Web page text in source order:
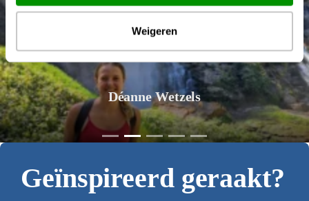
Weigeren
Déanne Wetzels
Geïnspireerd geraakt?